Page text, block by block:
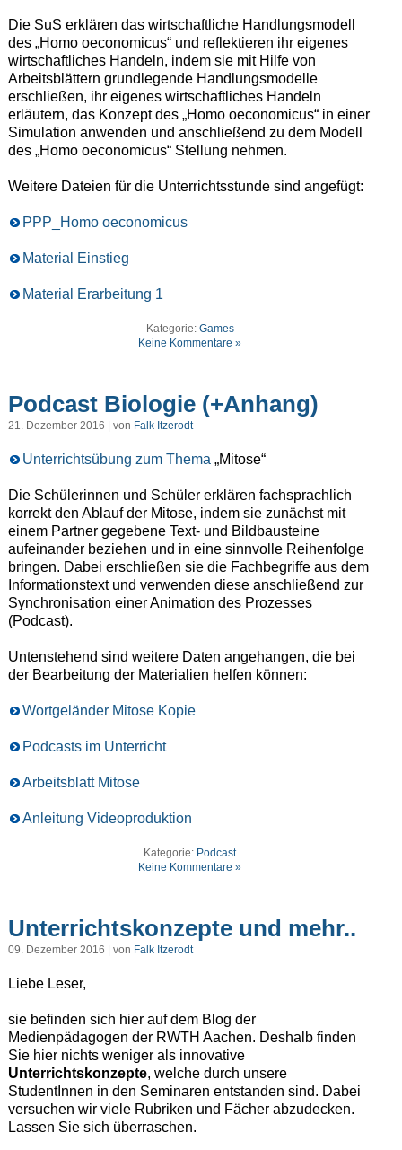
Die SuS erklären das wirtschaftliche Handlungsmodell
des „Homo oeconomicus“ und reflektieren ihr eigenes
wirtschaftliches Handeln, indem sie mit Hilfe von
Arbeitsblättern grundlegende Handlungsmodelle
erschließen, ihr eigenes wirtschaftliches Handeln
erläutern, das Konzept des „Homo oeconomicus“ in einer
Simulation anwenden und anschließend zu dem Modell
des „Homo oeconomicus“ Stellung nehmen.
Weitere Dateien für die Unterrichtsstunde sind angefügt:
PPP_Homo oeconomicus
Material Einstieg
Material Erarbeitung 1
Kategorie: Games
Keine Kommentare »
Podcast Biologie (+Anhang)
21. Dezember 2016 | von Falk Itzerodt
Unterrichtsübung zum Thema „Mitose“
Die Schülerinnen und Schüler erklären fachsprachlich
korrekt den Ablauf der Mitose, indem sie zunächst mit
einem Partner gegebene Text- und Bildbausteine
aufeinander beziehen und in eine sinnvolle Reihenfolge
bringen. Dabei erschließen sie die Fachbegriffe aus dem
Informationstext und verwenden diese anschließend zur
Synchronisation einer Animation des Prozesses
(Podcast).
Untenstehend sind weitere Daten angehangen, die bei
der Bearbeitung der Materialien helfen können:
Wortgeländer Mitose Kopie
Podcasts im Unterricht
Arbeitsblatt Mitose
Anleitung Videoproduktion
Kategorie: Podcast
Keine Kommentare »
Unterrichtskonzepte und mehr..
09. Dezember 2016 | von Falk Itzerodt
Liebe Leser,
sie befinden sich hier auf dem Blog der
Medienpädagogen der RWTH Aachen. Deshalb finden
Sie hier nichts weniger als innovative
Unterrichtskonzepte, welche durch unsere
StudentInnen in den Seminaren entstanden sind. Dabei
versuchen wir viele Rubriken und Fächer abzudecken.
Lassen Sie sich überraschen.